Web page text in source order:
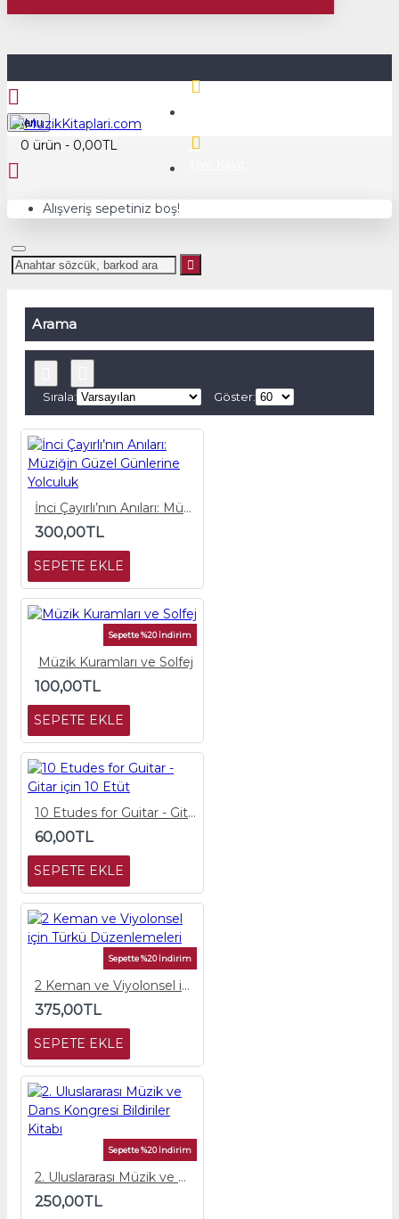
Menu
0 ürün - 0,00TL
Alışveriş sepetiniz boş!
Arama
Sırala: Göster:
İnci Çayırlı’nın Anıları: Müziğin Güzel Günlerine Yolculuk
300,00TL
SEPETE EKLE
Sepette %20 İndirim
Müzik Kuramları ve Solfej
100,00TL
SEPETE EKLE
10 Etudes for Guitar - Gitar için 10 Etüt
60,00TL
SEPETE EKLE
Sepette %20 İndirim
2 Keman ve Viyolonsel için Türkü Düzenlemeleri
375,00TL
SEPETE EKLE
Sepette %20 İndirim
2. Uluslararası Müzik ve Dans Kongresi Bildiriler Kitabı
250,00TL